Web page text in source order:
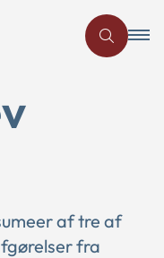
af tre af
fra